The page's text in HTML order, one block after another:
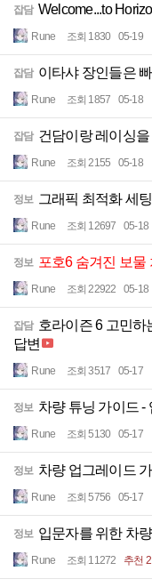
잡담 Welcome...to
Rune 조회 1830 05-19
잡담 이타샤 장인들은
Rune 조회 1857 05-18
잡담 건담이랑 레이싱을
Rune 조회 2155 05-18
정보 그래픽 최적화 세
Rune 조회 12697 05-18
정보 포호6 숨겨진 보물
Rune 조회 22922 05-18
잡담 호라이즌 6 고민하
답변
Rune 조회 3517 05-17
정보 차량 튜닝 가이드 -
Rune 조회 5130 05-17
정보 차량 업그레이드
Rune 조회 5756 05-17
정보 입문자를 위한 차
Rune 조회 11272 추천 2